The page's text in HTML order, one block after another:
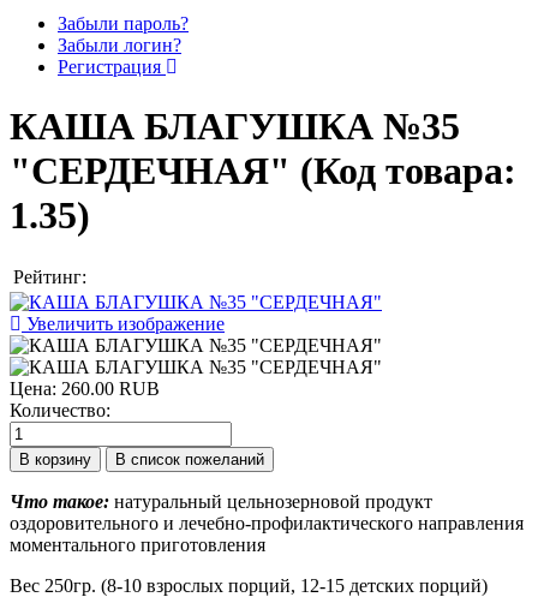
Забыли пароль?
Забыли логин?
Регистрация
КАША БЛАГУШКА №35
"СЕРДЕЧНАЯ" (Код товара:
1.35)
Рейтинг:
Увеличить изображение
Цена: 260.00 RUB
Количество:
Что такое: натуральный цельнозерновой продукт
оздоровительного и лечебно-профилактического направления
моментального приготовления
Вес 250гр. (8-10 взрослых порций, 12-15 детских порций)